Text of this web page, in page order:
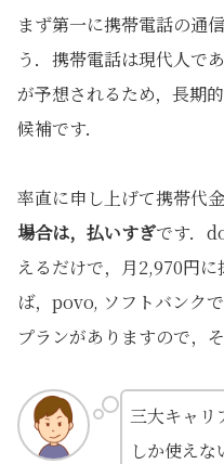
まず第一に携帯電話の通
う．携帯電話は現代人で
が予想されるため，長期
候補です．
率直に申し上げて携帯代
場合は，払いすぎです．
えるだけで，月2,970円
ば，povo, ソフトバンク
プランがありますので，
三大キャリ
しか使え